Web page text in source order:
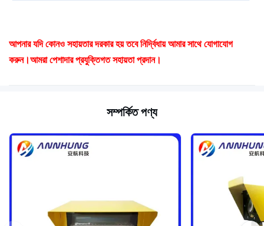
আপনার যদি কোনও সহায়তার দরকার হয় তবে নির্দ্বিধায় আমার সাথে যোগাযোগ
করুন।আমরা পেশাদার প্রযুক্তিগত সহায়তা প্রদান।
সম্পর্কিত পণ্য